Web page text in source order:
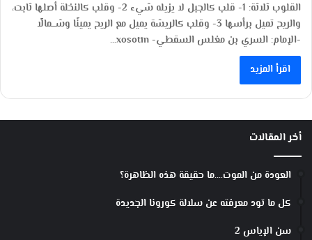
القلوب ثلاثة: 1- قلب كالجبل لا يزيله شيء 2- وقلب كالنخلة أصلها ثابت،
والريح تميل برأسها 3- وقلب كالريشة يميل مع الريح يمينًا وشـــمالًا
-الإمام: السري بن مغلس السقطي- xosotin…
اقرأ المزيد
أخر المقالات
العودة من الموت….ما حقيقة هذه الظاهرة؟
كل ما تود معرفته عن سلالة كورونا الجديدة
سن الإياس 2